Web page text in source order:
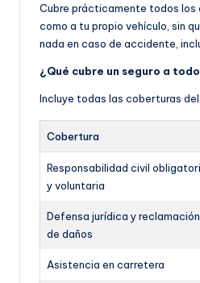
Cubre prácticamente todos los
como a tu propio vehículo, sin
nada en caso de accidente,
¿Qué cubre un seguro a
Incluye todas las coberturas
Cobertura
Responsabilidad civil
y voluntaria
Defensa jurídica y reclamación
de daños
Asistencia en carretera